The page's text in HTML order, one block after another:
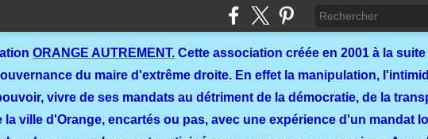
ORANGE AUTREMENT. Cette association créée en 2001 à la
du maire d'extrême droite. En effet la manipulation,
vivre de ses mandats au détriment de la démocratie, de la
ville d'Orange, encartés ou pas, avec une expérience d'un mandat